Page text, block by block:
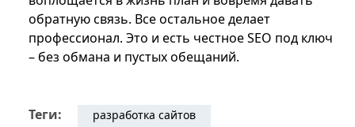
обратную связь. Все остальное делает
профессионал. Это и есть честное SEO под ключ
– без обмана и пустых обещаний.
Теги: разработка сайтов